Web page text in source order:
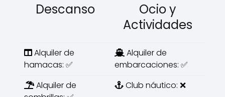
Descanso
Ocio y
Actividades
Alquiler de
hamacas: ✅
Alquiler de
embarcaciones: ✅
Alquiler de
Club náutico: ❌